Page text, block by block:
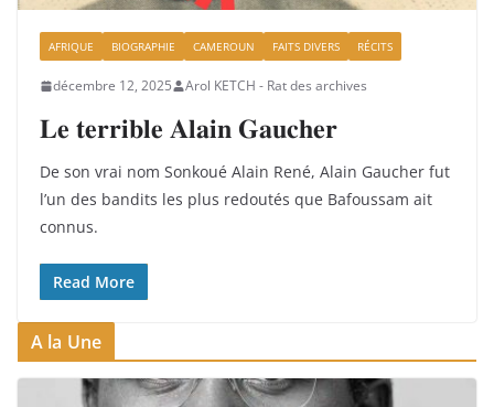
AFRIQUE BIOGRAPHIE CAMEROUN FAITS DIVERS RÉCITS
décembre 12, 2025 Arol KETCH - Rat des archives
𝐋𝐞 𝐭𝐞𝐫𝐫𝐢𝐛𝐥𝐞 𝐀𝐥𝐚𝐢𝐧 𝐆𝐚𝐮𝐜𝐡𝐞𝐫
De son vrai nom Sonkoué Alain René, Alain Gaucher fut
l’un des bandits les plus redoutés que Bafoussam ait
connus.
Read More
A la Une